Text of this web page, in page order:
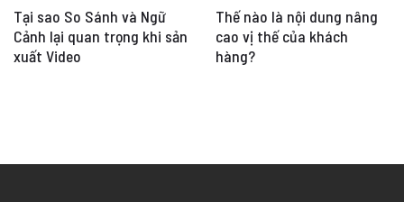
Tại sao So Sánh và Ngữ
Cảnh lại quan trọng khi sản
xuất Video
Thế nào là nội dung nâng
cao vị thế của khách
hàng?